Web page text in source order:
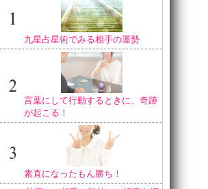
九星占星術でみる相手の運勢
言葉にして行動するときに、奇跡
が起こる！
素直になったもん勝ち！